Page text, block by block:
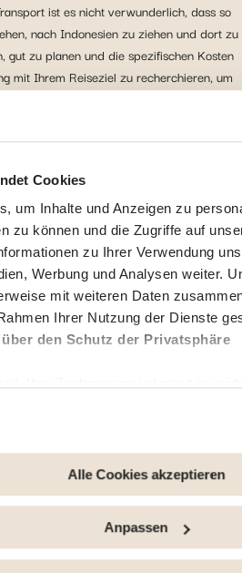
Cookies
um Inhalte und Anzeigen zu
zu können und die Zugriffe auf
zu Ihrer Verwendung
Werbung und Analysen weiter.
mit weiteren Daten
Ihrer Nutzung der Dienste
den Schutz der Privatsphäre
nicht mehr normal
zu verbessern,
und verstehen, wie Sie auf unsere
und Dienstleistungen bereitstellen
Alle Cookies akzeptieren
Anpassen
ist es nicht verwunderlich, dass so
nach Indonesien zu ziehen und dort zu
gut zu planen und die spezifischen Kosten
mit Ihrem Reiseziel zu recherchieren, um
gewährleisten.
für Indonesien
Leben in
Indonesi
en
Eingewöhn
Ihrem
Gesundh
eit in
Indonesi
Empfehlun
gen für
einen
sicheren